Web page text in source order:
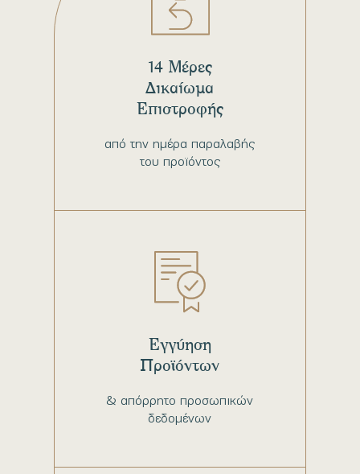
από την ημέρα παραλαβής
του προϊόντος
14 Μέρες
Δικαίωμα
Επιστροφής
& απόρρητο προσωπικών
δεδομένων
Εγγύηση
Προϊόντων